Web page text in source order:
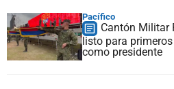
Pacífico
Cantón Militar
listo para
como presidente